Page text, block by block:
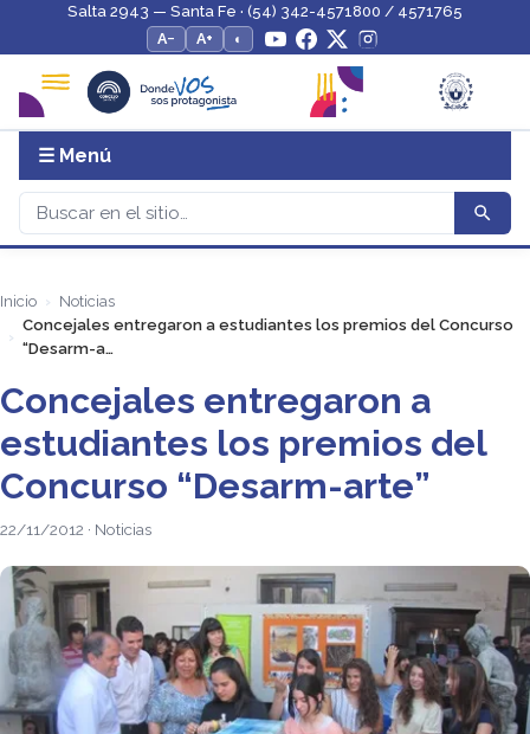
Salta 2943 — Santa Fe · (54) 342-4571800 / 4571765
A−
A+ ◐
☰ Menú
Inicio
Noticias
Concejales entregaron a estudiantes los premios del Concurso
“Desarm-a…
Concejales entregaron a
estudiantes los premios del
Concurso “Desarm-arte”
22/11/2012 · Noticias